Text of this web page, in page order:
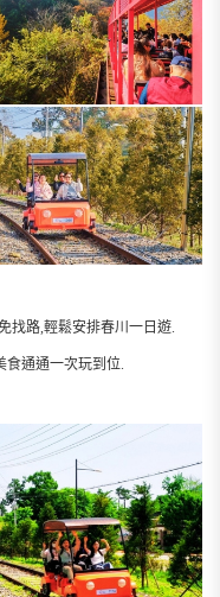
找路,輕鬆安排春川一日遊.
食通通一次玩到位.